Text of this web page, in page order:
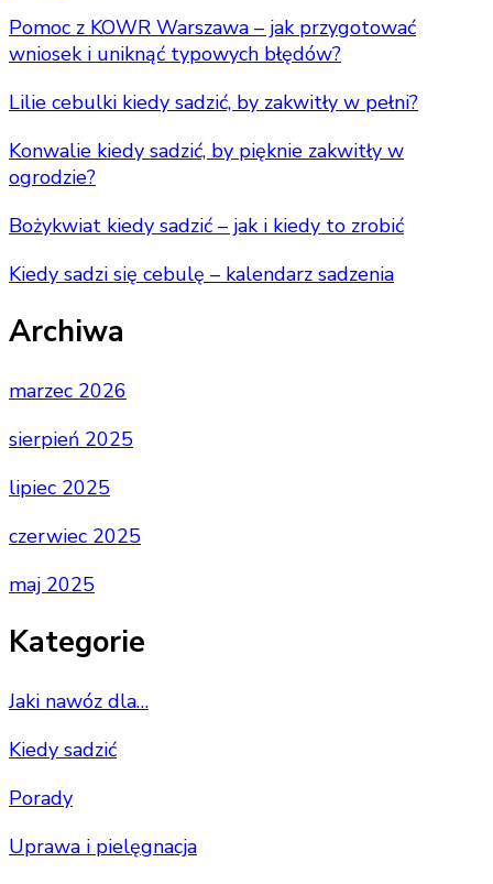
Pomoc z KOWR Warszawa – jak przygotować
wniosek i uniknąć typowych błędów?
Lilie cebulki kiedy sadzić, by zakwitły w pełni?
Konwalie kiedy sadzić, by pięknie zakwitły w
ogrodzie?
Bożykwiat kiedy sadzić – jak i kiedy to zrobić
Kiedy sadzi się cebulę – kalendarz sadzenia
Archiwa
marzec 2026
sierpień 2025
lipiec 2025
czerwiec 2025
maj 2025
Kategorie
Jaki nawóz dla…
Kiedy sadzić
Porady
Uprawa i pielęgnacja